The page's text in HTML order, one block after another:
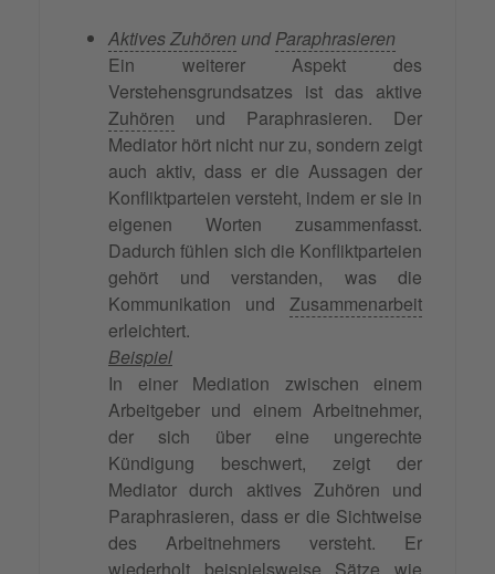
Aktives Zuhören undParaphrasieren
Ein weiterer Aspekt des
Verstehensgrundsatzes ist das aktive
Zuhören und Paraphrasieren. Der
Mediator hört nicht nur zu, sondern zeigt
auch aktiv, dass er die Aussagen der
Konfliktparteien versteht, indem er sie in
eigenen Worten zusammenfasst.
Dadurch fühlen sich die Konfliktparteien
gehört und verstanden, was die
Kommunikation und Zusammenarbeit
erleichtert.
Beispiel
In einer Mediation zwischen einem
Arbeitgeber und einem Arbeitnehmer,
der sich über eine ungerechte
Kündigung beschwert, zeigt der
Mediator durch aktives Zuhören und
Paraphrasieren, dass er die Sichtweise
des Arbeitnehmers versteht. Er